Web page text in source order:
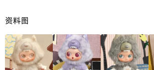
资料图